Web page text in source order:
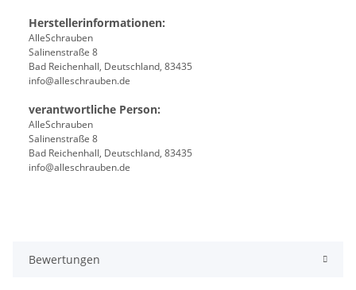
Herstellerinformationen:
AlleSchrauben
Salinenstraße 8
Bad Reichenhall, Deutschland, 83435
info@alleschrauben.de
verantwortliche Person:
AlleSchrauben
Salinenstraße 8
Bad Reichenhall, Deutschland, 83435
info@alleschrauben.de
Bewertungen